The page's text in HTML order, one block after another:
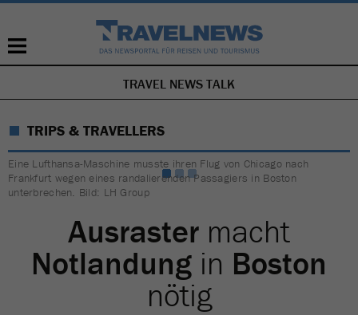
NAVIGATION
ÜBERSPRINGEN
TRAVEL NEWS TALK
TRIPS & TRAVELLERS
Eine Lufthansa-Maschine musste ihren Flug von Chicago nach
Frankfurt wegen eines randalierenden Passagiers in Boston
unterbrechen. Bild: LH Group
Ausraster macht
Notlandung in Boston
nötig